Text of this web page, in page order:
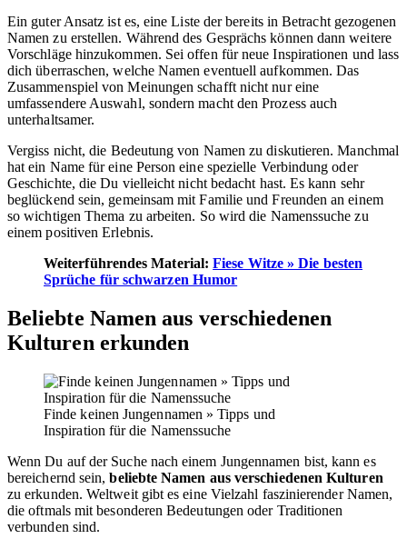
Ein guter Ansatz ist es, eine Liste der bereits in Betracht gezogenen
Namen zu erstellen. Während des Gesprächs können dann weitere
Vorschläge hinzukommen. Sei offen für neue Inspirationen und lass
dich überraschen, welche Namen eventuell aufkommen. Das
Zusammenspiel von Meinungen schafft nicht nur eine
umfassendere Auswahl, sondern macht den Prozess auch
unterhaltsamer.
Vergiss nicht, die Bedeutung von Namen zu diskutieren. Manchmal
hat ein Name für eine Person eine spezielle Verbindung oder
Geschichte, die Du vielleicht nicht bedacht hast. Es kann sehr
beglückend sein, gemeinsam mit Familie und Freunden an einem
so wichtigen Thema zu arbeiten. So wird die Namenssuche zu
einem positiven Erlebnis.
Weiterführendes Material:Fiese Witze » Die besten
Sprüche für schwarzen Humor
Beliebte Namen aus verschiedenen
Kulturen erkunden
Finde keinen Jungennamen » Tipps und
Inspiration für die Namenssuche
Wenn Du auf der Suche nach einem Jungennamen bist, kann es
bereichernd sein,beliebte Namen aus verschiedenen Kulturen
zu erkunden. Weltweit gibt es eine Vielzahl faszinierender Namen,
die oftmals mit besonderen Bedeutungen oder Traditionen
verbunden sind.